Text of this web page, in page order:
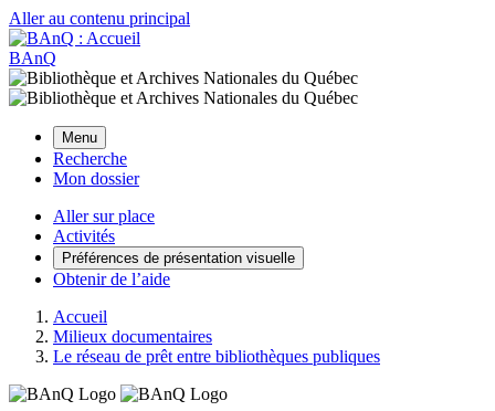
Aller au contenu principal
BAnQ
Menu
Recherche
Mon dossier
Aller sur place
Activités
Préférences de présentation visuelle
Obtenir de l’aide
Accueil
Milieux documentaires
Le réseau de prêt entre bibliothèques publiques